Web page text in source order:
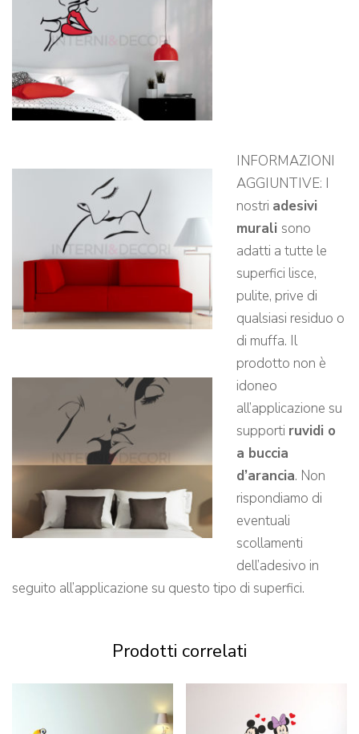
INFORMAZIONI
AGGIUNTIVE: I
nostri adesivi
murali sono
adatti a tutte le
superfici lisce,
pulite, prive di
qualsiasi residuo o
di muffa. Il
prodotto non è
idoneo
all’applicazione su
supporti ruvidi o
a buccia
d’arancia. Non
rispondiamo di
eventuali
scollamenti
dell’adesivo in
seguito all’applicazione su questo tipo di superfici.
Prodotti correlati